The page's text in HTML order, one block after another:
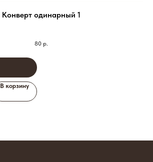
Конверт одинарный 1
80 р.
В корзину